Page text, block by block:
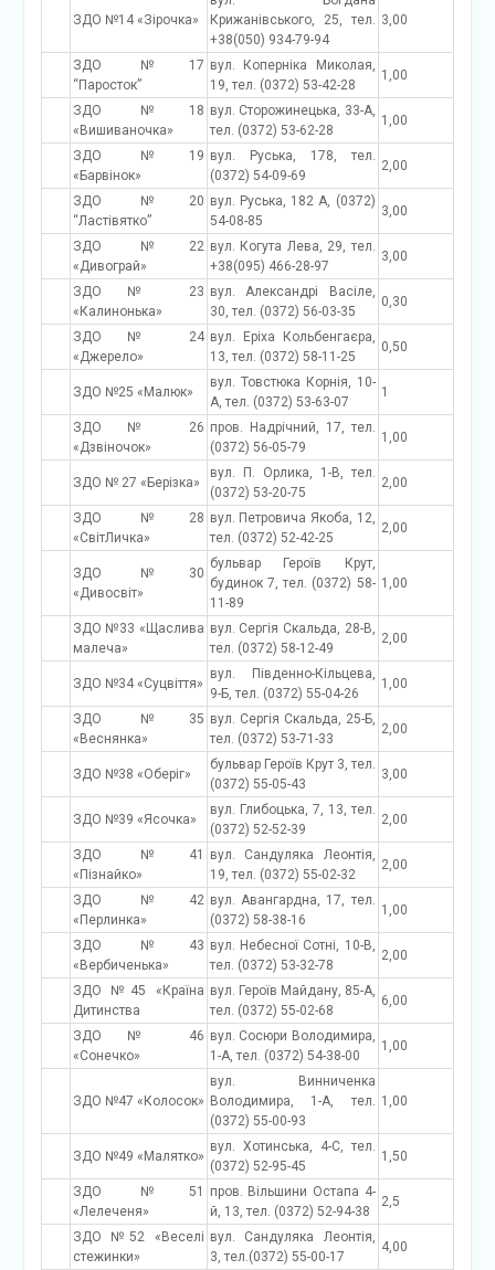
ЗДО №14 «Зірочка»
Крижанівського, 25, тел.
+38(050) 934-79-94
3,00
ЗДО №17
“Паросток”
вул. Коперніка Миколая,
19, тел. (0372) 53-42-28
1,00
ЗДО №18
«Вишиваночка»
вул. Сторожинецька, 33-А,
тел. (0372) 53-62-28
1,00
ЗДО №19
«Барвінок»
вул. Руська, 178, тел.
(0372) 54-09-69
2,00
ЗДО №20
“Ластівятко”
вул. Руська, 182 А, (0372)
54-08-85
3,00
ЗДО №22
«Дивограй»
вул. Когута Лева, 29, тел.
+38(095) 466-28-97
3,00
ЗДО № 23
«Калинонька»
вул. Александрі Васіле,
30, тел. (0372) 56-03-35
0,30
ЗДО № 24
«Джерело»
вул. Еріха Кольбенгаєра,
13, тел. (0372) 58-11-25
0,50
ЗДО №25 «Малюк»
вул. Товстюка Корнія, 10-
А, тел. (0372) 53-63-07
1
ЗДО № 26
«Дзвіночок»
пров. Надрічний, 17, тел.
(0372) 56-05-79
1,00
ЗДО № 27 «Берізка»
вул. П. Орлика, 1-В, тел.
(0372) 53-20-75
2,00
ЗДО №28
«СвітЛичка»
вул. Петровича Якоба, 12,
тел. (0372) 52-42-25
2,00
ЗДО №30
«Дивосвіт»
бульвар Героїв Крут,
будинок 7, тел. (0372) 58-
11-89
1,00
ЗДО №33 «Щаслива
малеча»
вул. Сергія Скальда, 28-В,
тел. (0372) 58-12-49
2,00
ЗДО №34 «Суцвіття»
вул. Південно-Кільцева,
9-Б, тел. (0372) 55-04-26
1,00
ЗДО №35
«Веснянка»
вул. Сергія Скальда, 25-Б,
тел. (0372) 53-71-33
2,00
ЗДО №38 «Оберіг»
бульвар Героїв Крут 3, тел.
(0372) 55-05-43
3,00
ЗДО №39 «Ясочка»
вул. Глибоцька, 7, 13, тел.
(0372) 52-52-39
2,00
ЗДО №41
«Пізнайко»
вул. Сандуляка Леонтія,
19, тел. (0372) 55-02-32
2,00
ЗДО №42
«Перлинка»
вул. Авангардна, 17, тел.
(0372) 58-38-16
1,00
ЗДО №43
«Вербиченька»
вул. Небесної Сотні, 10-В,
тел. (0372) 53-32-78
2,00
ЗДО №45 «Країна
Дитинства
вул. Героїв Майдану, 85-А,
тел. (0372) 55-02-68
6,00
ЗДО № 46
«Сонечко»
вул. Сосюри Володимира,
1-А, тел. (0372) 54-38-00
1,00
ЗДО №47 «Колосок»
вул. Винниченка
Володимира, 1-А, тел.
(0372) 55-00-93
1,00
ЗДО №49 «Малятко»
вул. Хотинська, 4-С, тел.
(0372) 52-95-45
1,50
ЗДО №51
«Лелеченя»
пров. Вільшини Остапа 4-
й, 13, тел. (0372) 52-94-38
2,5
ЗДО №52 «Веселі
стежинки»
вул. Сандуляка Леонтія,
3, тел.(0372) 55-00-17
4,00